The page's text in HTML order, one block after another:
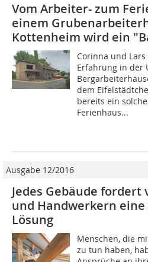
Vom Arbeiter- zum
einem
Kottenheim wird ein
Corinna und
Erfahrung in der
dem
bereits ein
Ferienhaus...
Ausgabe 12/2016
Jedes Gebäude fordert
und Handwerkern eine
Lösung
Menschen, die
zu tun haben,